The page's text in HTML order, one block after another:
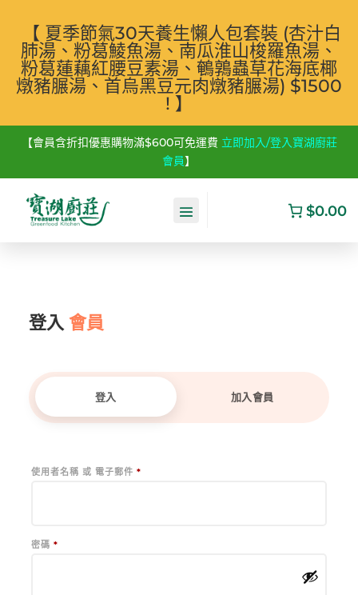
【 夏季節氣30天養生懶人包套裝 (杏汁白
肺湯、粉葛鯪魚湯、南瓜淮山梭羅魚湯、
粉葛蓮藕紅腰豆素湯、鵪鶉蟲草花海底椰
燉豬𦟌湯、首烏黑豆元肉燉豬𦟌湯) $1500
! 】
【會員含折扣優惠購物滿$600可免運費 立即加入/登入寶湖廚莊
會員】
$0.00
登入會員
登入 加入會員
使用者名稱 或 電子郵件*
密碼*